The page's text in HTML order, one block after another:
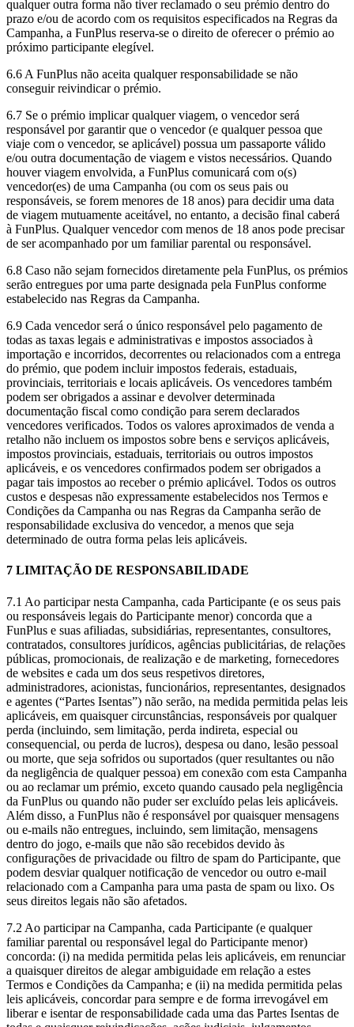
qualquer outra forma não tiver reclamado o seu prémio dentro do
prazo e/ou de acordo com os requisitos especificados na Regras da
Campanha, a FunPlus reserva-se o direito de oferecer o prémio ao
próximo participante elegível.
6.6 A FunPlus não aceita qualquer responsabilidade se não
conseguir reivindicar o prémio.
6.7 Se o prémio implicar qualquer viagem, o vencedor será
responsável por garantir que o vencedor (e qualquer pessoa que
viaje com o vencedor, se aplicável) possua um passaporte válido
e/ou outra documentação de viagem e vistos necessários. Quando
houver viagem envolvida, a FunPlus comunicará com o(s)
vencedor(es) de uma Campanha (ou com os seus pais ou
responsáveis, se forem menores de 18 anos) para decidir uma data
de viagem mutuamente aceitável, no entanto, a decisão final caberá
à FunPlus. Qualquer vencedor com menos de 18 anos pode precisar
de ser acompanhado por um familiar parental ou responsável.
6.8 Caso não sejam fornecidos diretamente pela FunPlus, os prémios
serão entregues por uma parte designada pela FunPlus conforme
estabelecido nas Regras da Campanha.
6.9 Cada vencedor será o único responsável pelo pagamento de
todas as taxas legais e administrativas e impostos associados à
importação e incorridos, decorrentes ou relacionados com a entrega
do prémio, que podem incluir impostos federais, estaduais,
provinciais, territoriais e locais aplicáveis. Os vencedores também
podem ser obrigados a assinar e devolver determinada
documentação fiscal como condição para serem declarados
vencedores verificados. Todos os valores aproximados de venda a
retalho não incluem os impostos sobre bens e serviços aplicáveis,
impostos provinciais, estaduais, territoriais ou outros impostos
aplicáveis, e os vencedores confirmados podem ser obrigados a
pagar tais impostos ao receber o prémio aplicável. Todos os outros
custos e despesas não expressamente estabelecidos nos Termos e
Condições da Campanha ou nas Regras da Campanha serão de
responsabilidade exclusiva do vencedor, a menos que seja
determinado de outra forma pelas leis aplicáveis.
7 LIMITAÇÃO DE RESPONSABILIDADE
7.1 Ao participar nesta Campanha, cada Participante (e os seus pais
ou responsáveis legais do Participante menor) concorda que a
FunPlus e suas afiliadas, subsidiárias, representantes, consultores,
contratados, consultores jurídicos, agências publicitárias, de relações
públicas, promocionais, de realização e de marketing, fornecedores
de websites e cada um dos seus respetivos diretores,
administradores, acionistas, funcionários, representantes, designados
e agentes (“Partes Isentas”) não serão, na medida permitida pelas leis
aplicáveis, em quaisquer circunstâncias, responsáveis por qualquer
perda (incluindo, sem limitação, perda indireta, especial ou
consequencial, ou perda de lucros), despesa ou dano, lesão pessoal
ou morte, que seja sofridos ou suportados (quer resultantes ou não
da negligência de qualquer pessoa) em conexão com esta Campanha
ou ao reclamar um prémio, exceto quando causado pela negligência
da FunPlus ou quando não puder ser excluído pelas leis aplicáveis.
Além disso, a FunPlus não é responsável por quaisquer mensagens
ou e-mails não entregues, incluindo, sem limitação, mensagens
dentro do jogo, e-mails que não são recebidos devido às
configurações de privacidade ou filtro de spam do Participante, que
podem desviar qualquer notificação de vencedor ou outro e-mail
relacionado com a Campanha para uma pasta de spam ou lixo. Os
seus direitos legais não são afetados.
7.2 Ao participar na Campanha, cada Participante (e qualquer
familiar parental ou responsável legal do Participante menor)
concorda: (i) na medida permitida pelas leis aplicáveis, em renunciar
a quaisquer direitos de alegar ambiguidade em relação a estes
Termos e Condições da Campanha; e (ii) na medida permitida pelas
leis aplicáveis, concordar para sempre e de forma irrevogável em
liberar e isentar de responsabilidade cada uma das Partes Isentas de